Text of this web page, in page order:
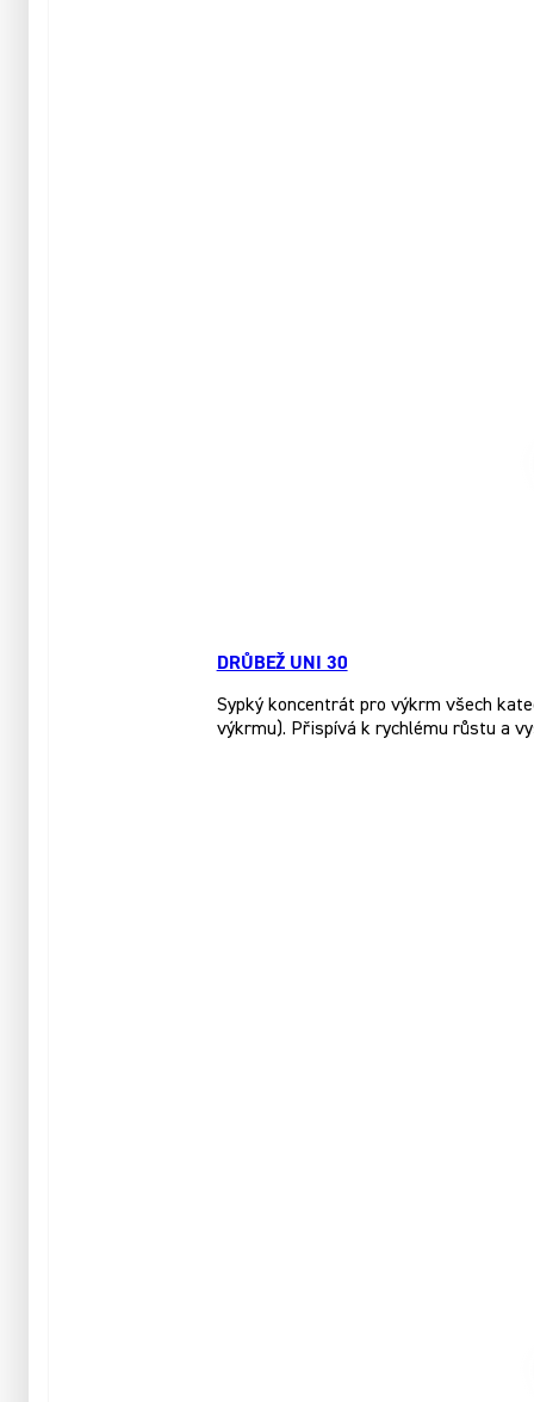
DRŮBEŽ UNI 30
Sypký koncentrát pro výkrm všech
výkrmu). Přispívá k rychlému růstu a